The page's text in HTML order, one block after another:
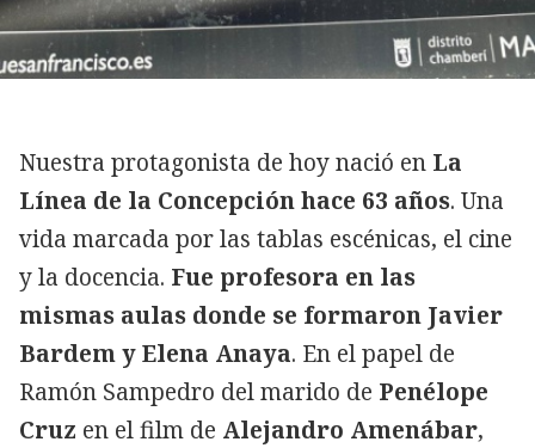
Nuestra protagonista de hoy nació en La
Línea de la Concepción hace 63 años. Una
vida marcada por las tablas escénicas, el cine
y la docencia. Fue profesora en las
mismas aulas donde se formaron Javier
Bardem y Elena Anaya. En el papel de
Ramón Sampedro del marido de Penélope
Cruz en el film de Alejandro Amenábar,